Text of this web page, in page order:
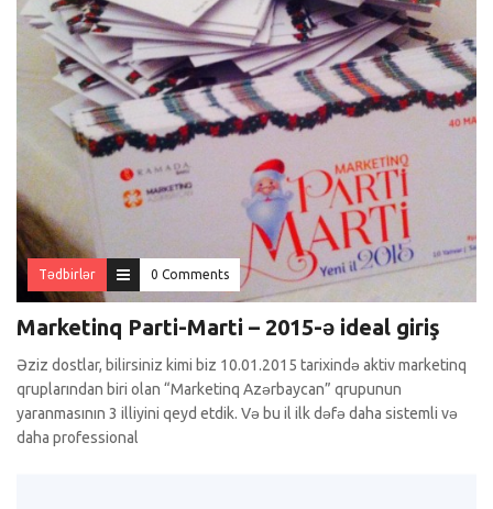
Tədbirlər 0 Comments
Marketinq Parti-Marti – 2015-ə ideal giriş
Əziz dostlar, bilirsiniz kimi biz 10.01.2015 tarixində aktiv marketinq
qruplarından biri olan “Marketinq Azərbaycan” qrupunun
yaranmasının 3 illiyini qeyd etdik. Və bu il ilk dəfə daha sistemli və
daha professional